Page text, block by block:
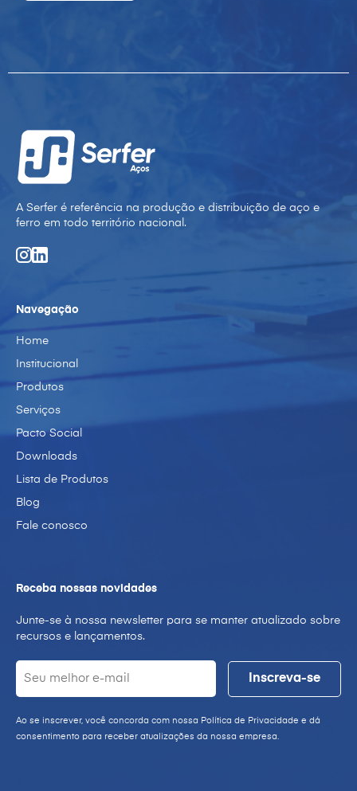
A Serfer é referência na produção e distribuição de aço e
ferro em todo território nacional.
Navegação
Home
Institucional
Produtos
Serviços
Pacto Social
Downloads
Lista de Produtos
Blog
Fale conosco
Receba nossas novidades
Junte-se à nossa newsletter para se manter atualizado sobre
recursos e lançamentos.
Ao se inscrever, você concorda com nossa Política de Privacidade e dá
consentimento para receber atualizações da nossa empresa.